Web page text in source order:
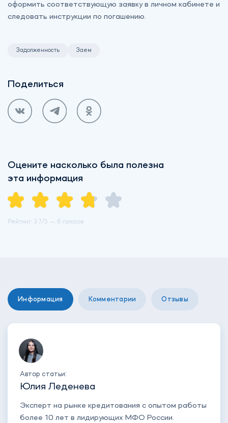
Поделиться
оформить соответствующую заявку в личном кабинете и
следовать инструкции по погашению.
Задолженность Заем
Оцените насколько была полезна
эта информация
Рейтинг: 3.7/5 — 6 голосов
Информация Комментарии Отзывы
Автор статьи:
Юлия Леденева
Эксперт на рынке кредитования с опытом работы
более 10 лет в лидирующих МФО России.